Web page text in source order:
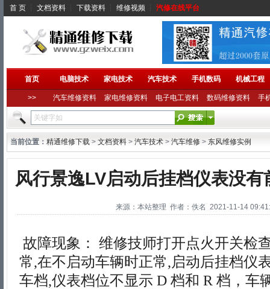
首 页 ┆ 文档资料 ┆ 下载资料 ┆ 维修视频 ┆ 汽修在线平台
首页 电脑技术 家电技术 汽车技术 手机数码 机械工程
>> 汽车维修资料 家电维修资料 电子电工资料 数码维修资料 手
当前位置： 精通维修下载 > 文档资料 > 汽车技术 > 汽车维修 > 东风维修实例
风行景逸LV启动后挂档仪表没
来源：本站整理 作者：佚名 2021-11-14
故障现象： 维修技师打开点火开关检
常,在不启动车辆时正常,启动后挂档仪
车档,仪表档位不显示 D 档和 R 档，车